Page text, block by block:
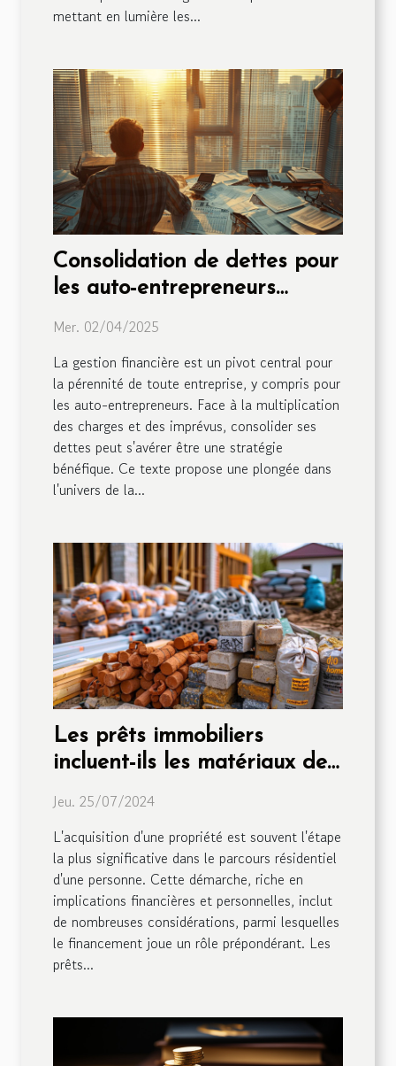
mettant en lumière les...
Consolidation de dettes pour
les auto-entrepreneurs
optimiser sa trésorerie et
Mer. 02/04/2025
La gestion financière est un pivot central pour
la pérennité de toute entreprise, y compris pour
les auto-entrepreneurs. Face à la multiplication
des charges et des imprévus, consolider ses
dettes peut s'avérer être une stratégie
bénéfique. Ce texte propose une plongée dans
l'univers de la...
Les prêts immobiliers
incluent-ils les matériaux de
Jeu. 25/07/2024
L'acquisition d'une propriété est souvent l'étape
la plus significative dans le parcours résidentiel
d'une personne. Cette démarche, riche en
implications financières et personnelles, inclut
de nombreuses considérations, parmi lesquelles
le financement joue un rôle prépondérant. Les
prêts...